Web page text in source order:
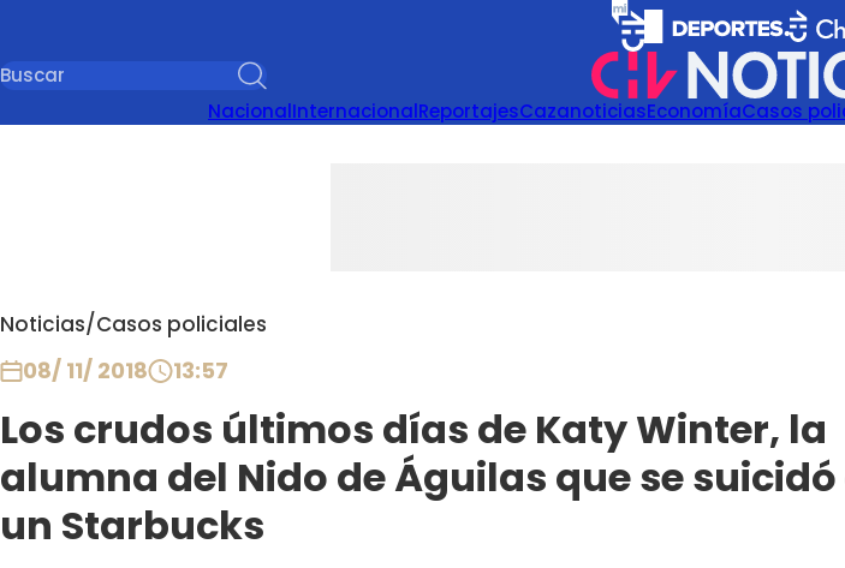
NacionalInternacionalReportajesCazanoticiasEconomíaCasos
Noticias/Casos policiales
08/ 11/ 2018 13:57
Los crudos últimos días de Katy Winter, la
alumna del Nido de Águilas que se suicidó
un Starbucks